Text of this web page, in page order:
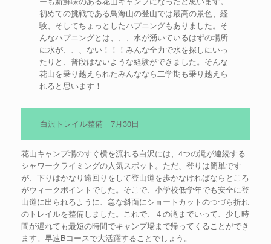
初めての挑戦である鳥海山の登山では最高の景色、経
験、そしてちょっとしたハプニングもありました。そ
んなハプニングとは、、、水が湧いているはずの場所
に水が、、、ない！！！みんな全力で水を探しにいっ
たりと、普段はないような経験ができました。そんな
花山を乗り越えられたみんななら二学期も乗り越えら
れると思います！
白沢トレイル整備 7月30日
花山キャンプ場のすぐ横を流れる白沢には、4つの滝が連続する
シャワークライミングの人気スポット。ただ、登りは簡単です
が、下りはかなり遠回りをして登山道を歩かなければならところ
がウィークポイントでした。そこで、小学校低学年でも安全に登
山道に出られるように、急な斜面にショートカットのつづら折れ
のトレイルを整備しました。これで、４の滝までいって、少し時
間が遅れても最短の時間でキャンプ場まで帰ってくることができ
ます。早速Bコースで大活躍することでしょう。